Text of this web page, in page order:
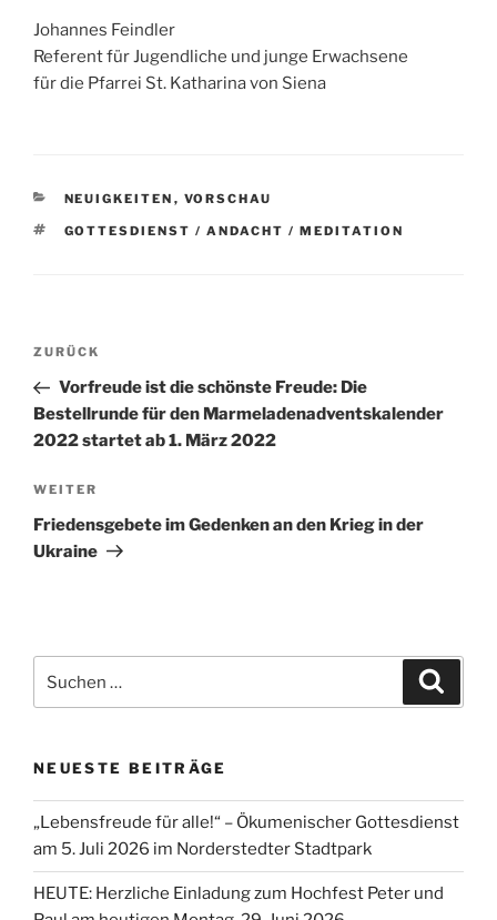
Johannes Feindler
Referent für Jugendliche und junge Erwachsene
für die Pfarrei St. Katharina von Siena
KATEGORIEN
NEUIGKEITEN , VORSCHAU
SCHLAGWÖRTER
GOTTESDIENST / ANDACHT / MEDITATION
Beitragsnavigation
Vorheriger
Beitrag
ZURÜCK
Vorfreude ist die schönste Freude: Die
Bestellrunde für den Marmeladenadventskalender
2022 startet ab 1. März 2022
Nächster
Beitrag
WEITER
Friedensgebete im Gedenken an den Krieg in der
Ukraine
nach:
NEUESTE BEITRÄGE
„Lebensfreude für alle!“ – Ökumenischer Gottesdienst
am 5. Juli 2026 im Norderstedter Stadtpark
HEUTE: Herzliche Einladung zum Hochfest Peter und